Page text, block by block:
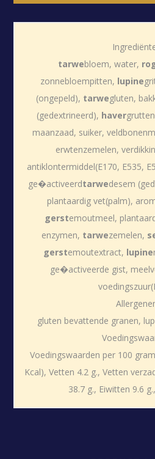
tarwebloem, water,
zonnebloempitten, lupine
(ongepeld), tarwegluten,
(gedextrineerd), haver
maanzaad, suiker,
erwtenzemelen,
antiklontermiddel(E170, E535,
ge�activeerdtarwedesem
plantaardig vet(palm),
gerstemoutmeel,
enzymen, tarwezemelen,
gerstemoutextract, lupine
ge�activeerde gist,
gluten bevattende granen,
Voedingswaarden per 100
Kcal), Vetten 4.2 g., Vetten
38.7 g., Eiwitten 9.6